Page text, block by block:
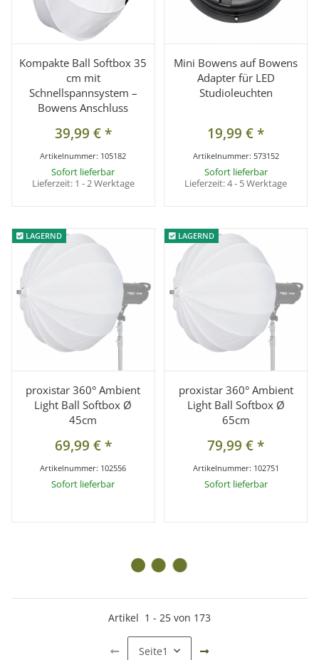
Kompakte Ball Softbox 35
cm mit
Schnellspannsystem –
Bowens Anschluss
39,99 €*
Artikelnummer: 105182
Sofort lieferbar
Lieferzeit: 1 - 2 Werktage
Mini Bowens auf Bowens
Adapter für LED
Studioleuchten
19,99 €*
Artikelnummer: 573152
Sofort lieferbar
Lieferzeit:4 - 5 Werktage
LAGERND
LAGERND
proxistar 360° Ambient
Light Ball Softbox Ø
45cm
69,99 €*
Artikelnummer: 102556
Sofort lieferbar
LAGERND
LAGERND
proxistar 360° Ambient
Light Ball Softbox Ø
65cm
79,99 €*
Artikelnummer: 102751
Sofort lieferbar
Artikel 1 - 25 von 173
Seite1